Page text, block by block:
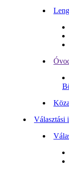
Választási